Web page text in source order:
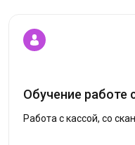
Обучение работе
Работа с кассой, со